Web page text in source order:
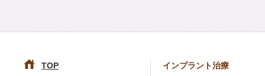
TOP
インプラント治療